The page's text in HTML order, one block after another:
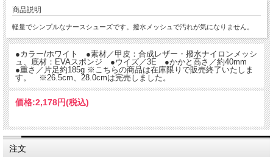
商品説明
軽量でシンプルなナースシューズです。撥水メッシュで汚れが気になりません。
●カラー/ホワイト ●素材／甲皮：合成レザー・撥水ナイロンメッシ
ュ、底材：EVAスポンジ ●ウイズ／3E ●かかと高さ／約40mm
●重さ／片足約185g ※こちらの商品は在庫限りで販売終了いたしま
す。 ※26.5cm、28.0cmは完売しました。
価格:2,178円(税込)
注文